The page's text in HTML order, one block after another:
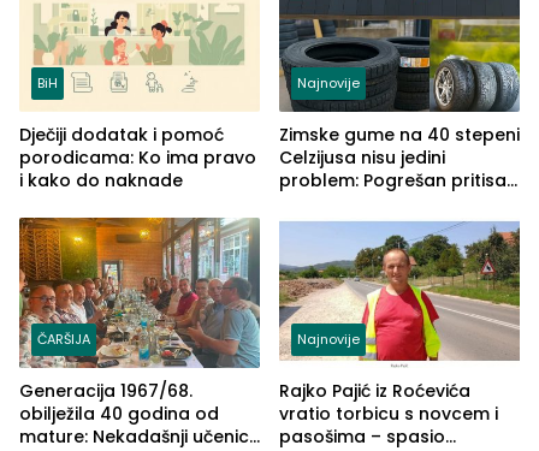
BiH
Dječiji dodatak i pomoć
porodicama: Ko ima pravo
i kako do naknade
Najnovije
Zimske gume na 40 stepeni
Celzijusa nisu jedini
problem: Pogrešan pritisak
ČARŠIJA
Generacija 1967/68.
obilježila 40 godina od
mature: Nekadašnji učenici
Najnovije
Rajko Pajić iz Roćevića
vratio torbicu s novcem i
pasošima – spasio